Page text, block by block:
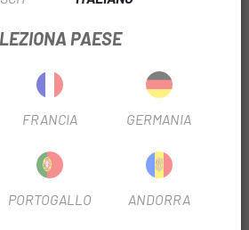
il nuovo sistema TURBO
leader del settore per un massimo
il 33% di potenza in più (320
PAESE
FRANCIA GERMANIA
PORTOGALLO ANDORRA